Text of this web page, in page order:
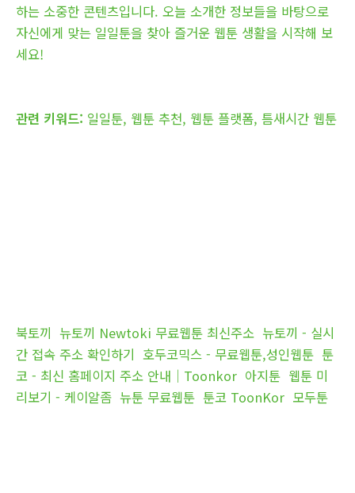
하는 소중한 콘텐츠입니다. 오늘 소개한 정보들을 바탕으로
자신에게 맞는 일일툰을 찾아 즐거운 웹툰 생활을 시작해 보
세요!
관련 키워드: 일일툰, 웹툰 추천, 웹툰 플랫폼, 틈새시간 웹툰
북토끼 뉴토끼 Newtoki 무료웹툰 최신주소 뉴토끼 - 실시
간 접속 주소 확인하기 호두코믹스 - 무료웹툰,성인웹툰 툰
코 - 최신 홈페이지 주소 안내｜Toonkor 아지툰 웹툰 미
리보기 - 케이알좀 뉴툰 무료웹툰 툰코 ToonKor 모두툰